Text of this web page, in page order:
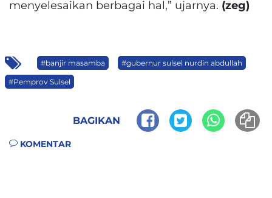
menyelesaikan berbagai hal,” ujarnya. (zeg)
#banjir masamba #gubernur sulsel nurdin abdullah
#Pemprov Sulsel
BAGIKAN
KOMENTAR